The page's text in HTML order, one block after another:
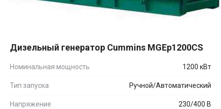
Дизельный генератор Cummins MGEp1200CS
Номинальная мощность 1200 кВт
Тип запуска Ручной/Автоматический
Напряжение 230/400 В